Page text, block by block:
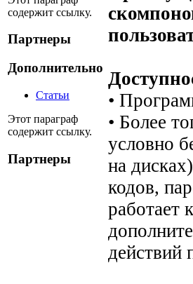
содержит ссылку.
Партнеры
Дополнительно
Статьи
Этот параграф
содержит ссылку.
Партнеры
•
• Более
условно
на
кодов,
работает
действий